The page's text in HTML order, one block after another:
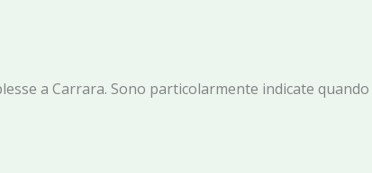
a Carrara. Sono particolarmente indicate quando